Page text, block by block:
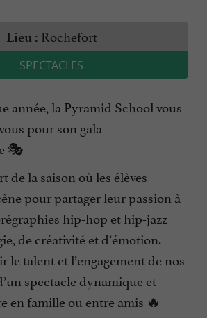
Lieu : Rochefort
SPECTACLES
année, la Pyramid School vous
pour son gala
🎭
de la saison où les élèves
pour partager leur passion à
hip-hop et hip-jazz
de créativité et d’émotion.
le talent et l’engagement de nos
spectacle dynamique et
en famille ou entre amis 🔥